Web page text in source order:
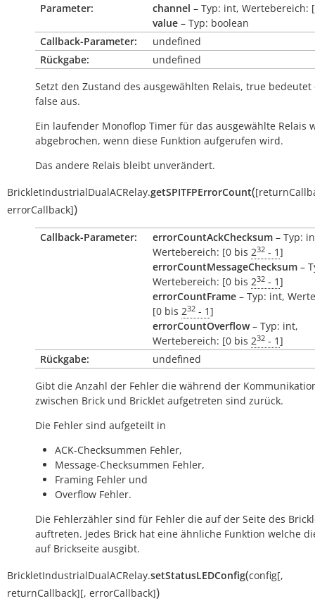
Parameter: channel – Typ: int, Wertebereich:
value – Typ: boolean
Callback-Parameter:
undefined
Rückgabe:
undefined
Setzt den Zustand des ausgewählten Relais, true bedeutet
false aus.
Ein laufender Monoflop Timer für das ausgewählte Relais
abgebrochen, wenn diese Funktion aufgerufen wird.
Das andere Relais bleibt unverändert.
BrickletIndustrialDualACRelay.getSPITFPErrorCount([
errorCallback])
Callback-Parameter: errorCountAckChecksum – Typ:
Wertebereich: [0 bis 232 - 1]
errorCountMessageChecksum –
Wertebereich: [0 bis 232 - 1]
errorCountFrame – Typ: int,
[0 bis 232 - 1]
errorCountOverflow– Typ: int,
Wertebereich: [0 bis 232 - 1]
Rückgabe:
undefined
Gibt die Anzahl der Fehler die während der
zwischen Brick und Bricklet aufgetreten sind zurück.
Die Fehler sind aufgeteilt in
ACK-Checksummen Fehler,
Message-Checksummen Fehler,
Framing Fehler und
Overflow Fehler.
Die Fehlerzähler sind für Fehler die auf der Seite des
auftreten. Jedes Brick hat eine ähnliche Funktion welche
auf Brickseite ausgibt.
BrickletIndustrialDualACRelay.setStatusLEDConfig(config[,
returnCallback][, errorCallback])